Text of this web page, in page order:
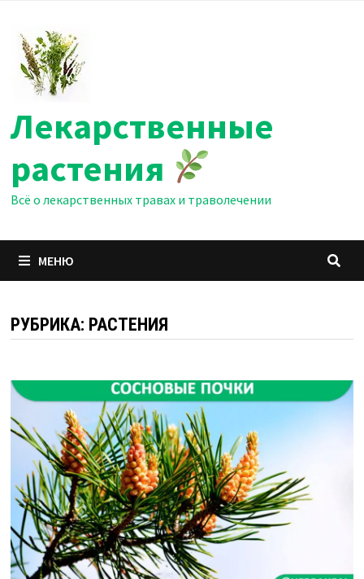
содержимому
Лекарственные
растения
Всё о лекарственных травах и траволечении
МЕНЮ
РУБРИКА: РАСТЕНИЯ